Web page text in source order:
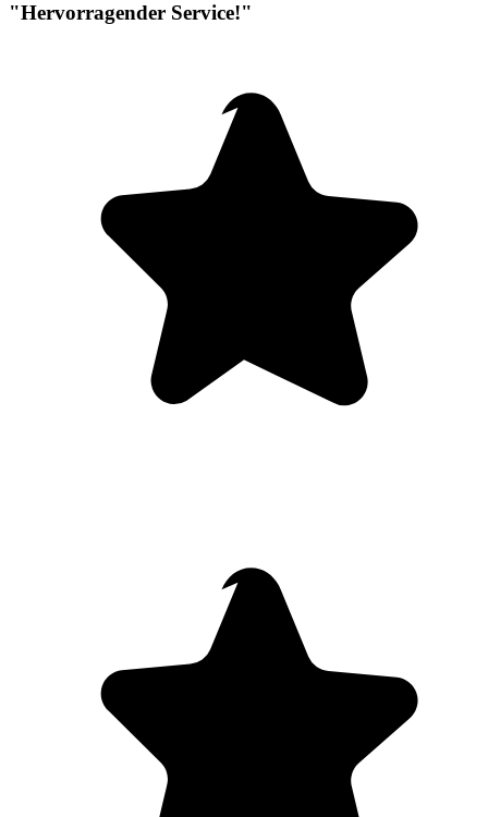
"Hervorragender Service!"